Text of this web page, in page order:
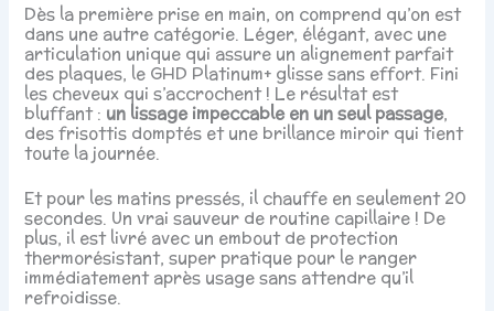
Dès la première prise en main, on comprend qu’on est
dans une autre catégorie. Léger, élégant, avec une
articulation unique qui assure un alignement parfait
des plaques, le GHD Platinum+ glisse sans effort. Fini
les cheveux qui s’accrochent ! Le résultat est
bluffant : un lissage impeccable en un seul passage,
des frisottis domptés et une brillance miroir qui tient
toute la journée.
Et pour les matins pressés, il chauffe en seulement 20
secondes. Un vrai sauveur de routine capillaire ! De
plus, il est livré avec un embout de protection
thermorésistant, super pratique pour le ranger
immédiatement après usage sans attendre qu’il
refroidisse.